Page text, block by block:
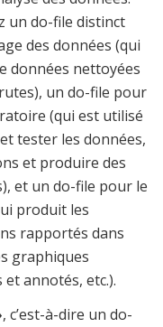
un do-file distinct
des données (qui
données nettoyées
un do-file pour
(qui est utilisé
tester les données,
et produire des
et un do-file pour le
produit les
rapportés dans
graphiques
annotés, etc.).
, c’est-à-dire un do-